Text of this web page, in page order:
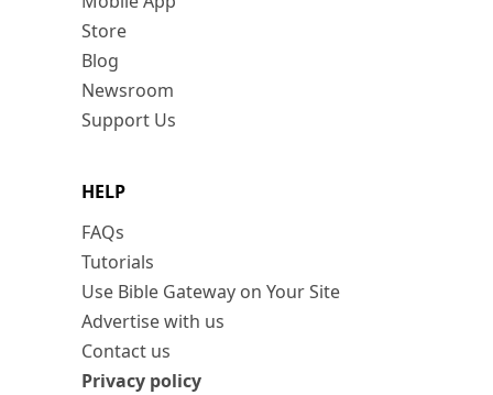
Store
Blog
Newsroom
Support Us
HELP
FAQs
Tutorials
Use Bible Gateway on Your Site
Advertise with us
Contact us
Privacy policy